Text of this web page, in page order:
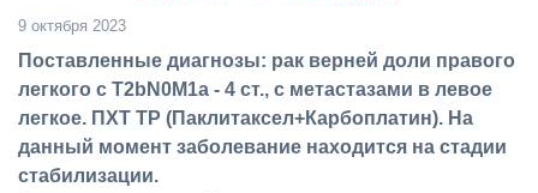
9 октября 2023
Поставленные диагнозы: рак верней доли правого
легкого с T2bN0M1a - 4 ст., с метастазами в левое
легкое. ПХТ ТР (Паклитаксел+Карбоплатин). На
данный момент заболевание находится на стадии
стабилизации.